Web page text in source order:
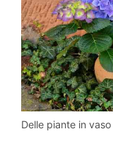
Delle piante in